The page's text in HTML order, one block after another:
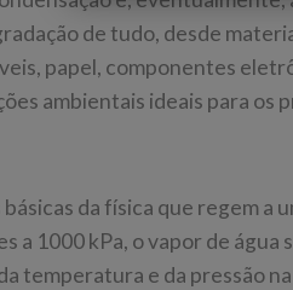
de tudo, desde
papel, componentes
ambientais ideais para
da física que regem
a 1000 kPa, o vapor de
temperatura e da pressão